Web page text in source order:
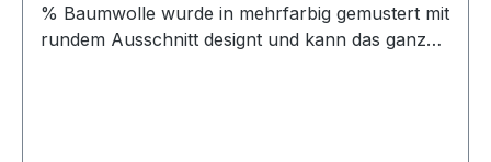
% Baumwolle wurde in mehrfarbig gemustert mit
rundem Ausschnitt designt und kann das ganze